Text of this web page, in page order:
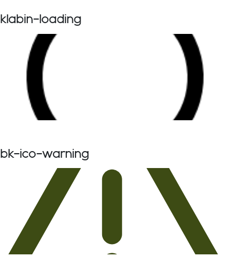
klabin-loading
bk-ico-warning